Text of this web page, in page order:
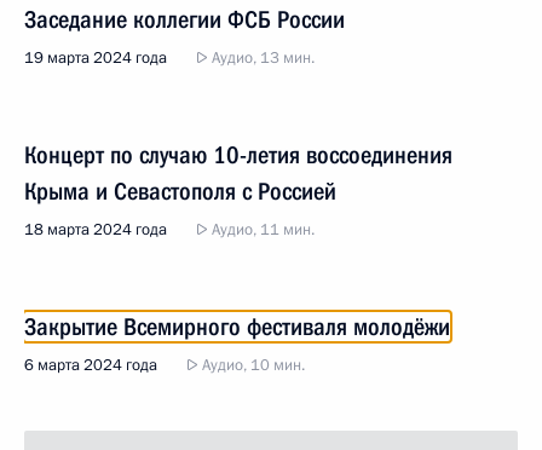
Заседание коллегии ФСБ России
19 марта 2024 года Аудио, 13 мин.
Концерт по случаю 10-летия воссоединения
Крыма и Севастополя с Россией
18 марта 2024 года Аудио, 11 мин.
Закрытие Всемирного фестиваля молодёжи
6 марта 2024 года Аудио, 10 мин.